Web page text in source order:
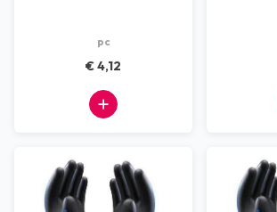
pc
€ 4,12